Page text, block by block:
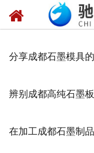
分享成都石墨模具